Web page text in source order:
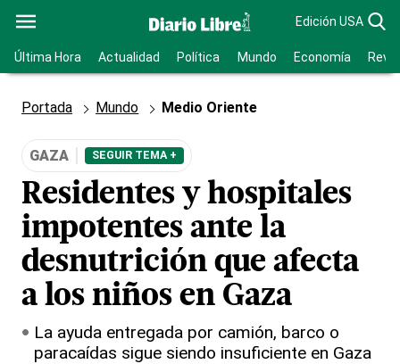
Edición USA
Última Hora Actualidad Política Mundo Economía
Portada Mundo Medio Oriente
GAZA SEGUIR TEMA +
Residentes y hospitales
impotentes ante la
desnutrición que afecta
a los niños en Gaza
La ayuda entregada por camión, barco o
paracaídas sigue siendo insuficiente en Gaza